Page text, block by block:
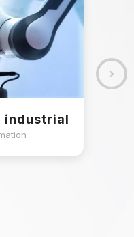
industrial